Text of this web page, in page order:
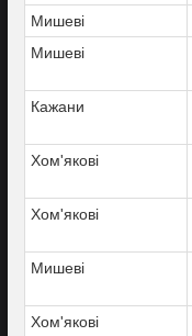
Мишеві
Мишеві
Кажани
Хом'якові
Хом'якові
Мишеві
Хом'якові